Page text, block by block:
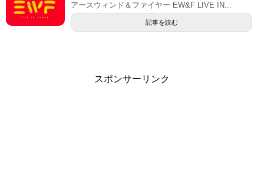
アースウィンド＆ファイヤー EW&F LIVE IN...
記事を読む
スポンサーリンク